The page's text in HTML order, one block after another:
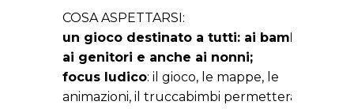
COSA ASPETTARSI:
un gioco destinato a tutti: ai bambini,
ai genitori e anche ai nonni;
focus ludico: il gioco, le mappe, le
animazioni, il truccabimbi permetteranno